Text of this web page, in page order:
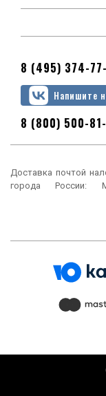
8 (495) 374-
Напишите
8 (800) 500-
Доставка почтой
города России:
Ростов-на-Дону,
Ульяновск, Иркутск,
Челны, Пенза,
Балашиха, Курск,
Архангельск, Чита,
Комсомольск-на-
Дзержинск, Братск,
Оскол, Великий